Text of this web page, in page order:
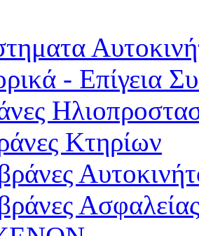
- Επίγεια
Κτηρίων
Ασφαλείας